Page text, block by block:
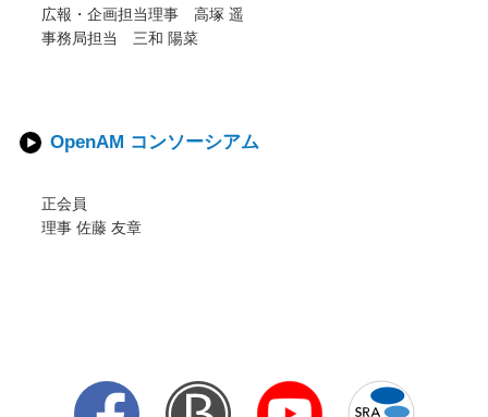
広報・企画担当理事 高塚 遥
事務局担当 三和 陽菜
OpenAM コンソーシアム
正会員
理事 佐藤 友章